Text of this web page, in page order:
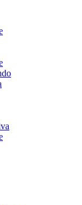
диагностики